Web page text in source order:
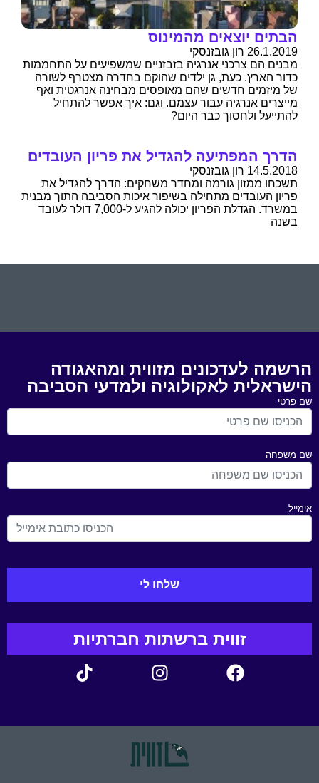
הבתים יוצאים מהמינוס
26.1.2019 רון גובזנסקי
מבנים הם צרכני אנרגיה בזבזניים שמשפיעים על התחממות
כדור הארץ. כעת, גן ילדים שהוקם בחדרה מצטרף לשורה
של מיזמים חדשים שהם מאופסים מבחינה אנרגטית ואף
מייצרים אנרגיה עבור עצמם. וגם: איך אפשר להתחיל
להתייעל ולחסוך כבר היום?
הדרך המפתיעה להגדיל את פריון העובדים
14.5.2018 רון גובזנסקי
תשכחו ממזון גורמה ומחדר משחקים: הדרך להגדיל את
פריון העובדים מתחילה בשיפור איכות הסביבה התוך מבנית
במשרד. הגדלת הפריון יכולה להגיע ל-7,000 דולר לעובד
בשנה
הרשמה לעדכונים מזווית ומהאגודה
הישראלית לאקולוגיה ולמדעי הסביבה
שם פרטי
שם משפחה
אימייל
זווית ברשתות חברתיות